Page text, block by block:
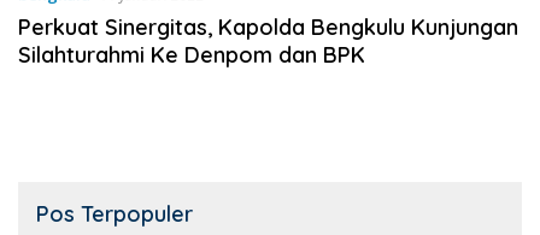
Perkuat Sinergitas, Kapolda Bengkulu Kunjungan
Silahturahmi Ke Denpom dan BPK
Pos Terpopuler